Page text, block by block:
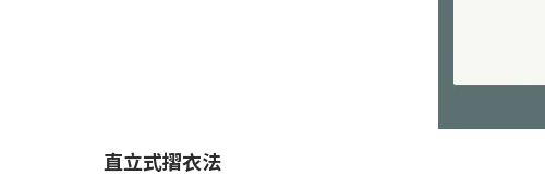
直立式摺衣法